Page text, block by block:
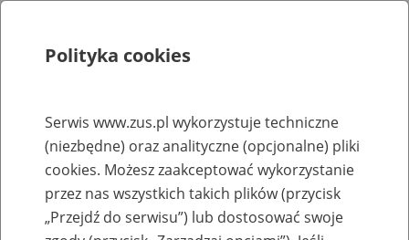
Rejestry, ewidencje i archiwa
Baza zlikwidowanych lub
przekształconych zakładów pracy
Polityka cookies
Serwis www.zus.pl wykorzystuje techniczne
(niezbędne) oraz analityczne (opcjonalne) pliki
cookies. Możesz zaakceptować wykorzystanie
przez nas wszystkich takich plików (przycisk
„Przejdź do serwisu”) lub dostosować swoje